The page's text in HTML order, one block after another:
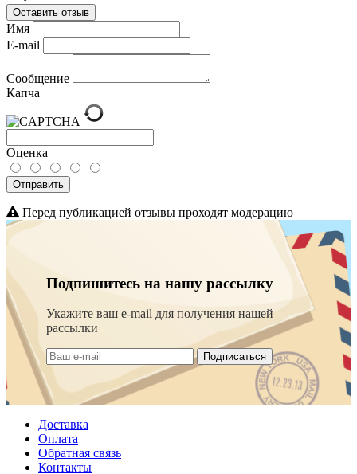
Оставить отзыв
Имя
E-mail
Сообщение
Капча
Оценка
Отправить
Перед публикацией отзывы проходят модерацию
Подпишитесь на нашу рассылку
Укажите ваш e-mail для получения нашей
рассылки
Подписаться
Доставка
Оплата
Обратная связь
Контакты